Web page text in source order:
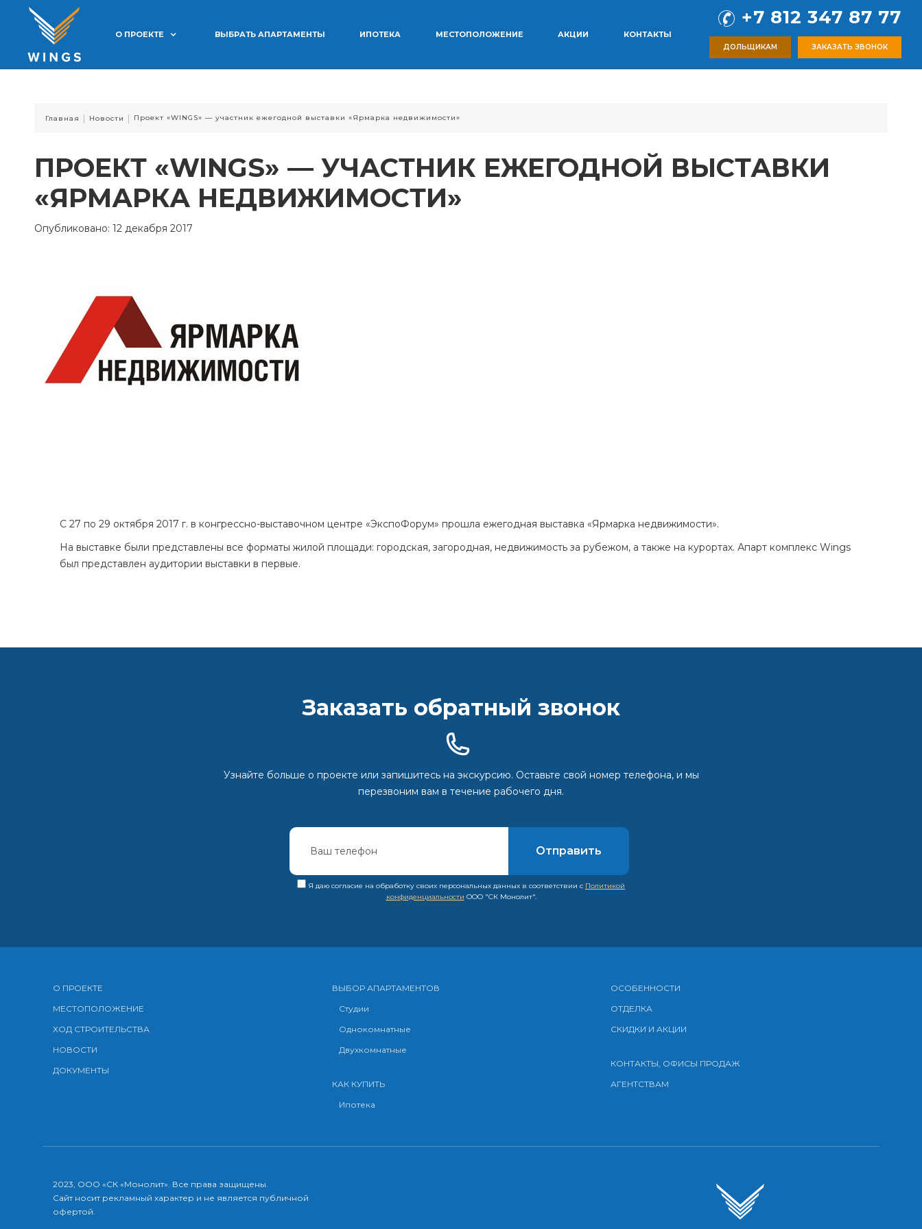
О ПРОЕКТЕ ВЫБРАТЬ АПАРТАМЕНТЫ ИПОТЕКА МЕСТОПОЛОЖЕНИЕ АКЦИИ КОНТАКТЫ
+7 812 347 87 77
ДОЛЬЩИКАМ ЗАКАЗАТЬ ЗВОНОК
Главная | Новости | Проект «WINGS» — участник ежегодной выставки «Ярмарка недвижимости»
ПРОЕКТ «WINGS» — УЧАСТНИК ЕЖЕГОДНОЙ ВЫСТАВКИ
«ЯРМАРКА НЕДВИЖИМОСТИ»
Опубликовано: 12 декабря 2017
С 27 по 29 октября 2017 г. в конгрессно-выставочном центре «ЭкспоФорум» прошла ежегодная выставка «Ярмарка недвижимости».
На выставке были представлены все форматы жилой площади: городская, загородная, недвижимость за рубежом, а также на курортах. Апарт комплекс Wings
был представлен аудитории выставки в первые.
Заказать обратный звонок
Узнайте больше о проекте или запишитесь на экскурсию. Оставьте свой номер телефона, и мы
перезвоним вам в течение рабочего дня.
Я даю согласие на обработку своих персональных данных в соответствии с Политикой
конфиденциальности ООО "СК Монолит".
О ПРОЕКТЕ
МЕСТОПОЛОЖЕНИЕ
ХОД СТРОИТЕЛЬСТВА
НОВОСТИ
ДОКУМЕНТЫ
ВЫБОР АПАРТАМЕНТОВ
Студии
Однокомнатные
Двухкомнатные
КАК КУПИТЬ
Ипотека
ОСОБЕННОСТИ
ОТДЕЛКА
СКИДКИ И АКЦИИ
КОНТАКТЫ, ОФИСЫ ПРОДАЖ
АГЕНТСТВАМ
2023, ООО «СК «Монолит». Все права защищены.
Сайт носит рекламный характер и не является публичной
офертой.